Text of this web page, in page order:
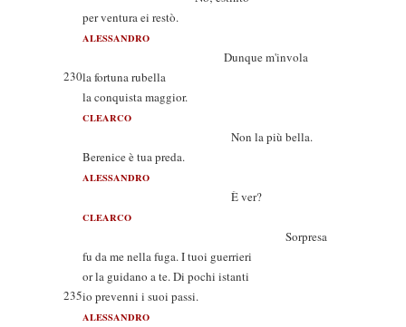
per ventura ei restò.
ALESSANDRO
Dunque m'invola
230la fortuna rubella
la conquista maggior.
CLEARCO
Non la più bella.
Berenice è tua preda.
ALESSANDRO
È ver?
CLEARCO
Sorpresa
fu da me nella fuga. I tuoi guerrieri
or la guidano a te. Di pochi istanti
235io prevenni i suoi passi.
ALESSANDRO